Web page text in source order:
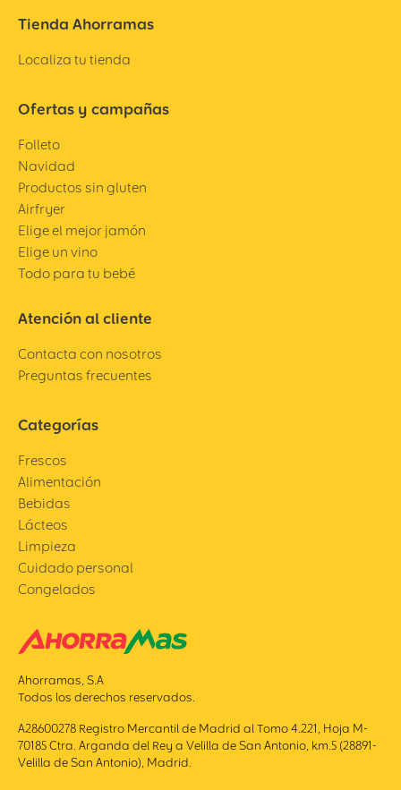
Tienda Ahorramas
Localiza tu tienda
Ofertas y campañas
Folleto
Navidad
Productos sin gluten
Airfryer
Elige el mejor jamón
Elige un vino
Todo para tu bebé
Atención al cliente
Contacta con nosotros
Preguntas frecuentes
Categorías
Frescos
Alimentación
Bebidas
Lácteos
Limpieza
Cuidado personal
Congelados
Ahorramas, S.A
Todos los derechos reservados.
A28600278 Registro Mercantil de Madrid al Tomo 4.221, Hoja M-
70185 Ctra. Arganda del Rey a Velilla de San Antonio, km.5 (28891-
Velilla de San Antonio), Madrid.